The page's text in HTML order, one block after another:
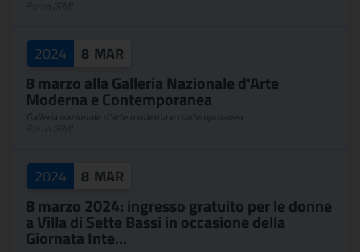
2024 8 MAR
8 marzo alla Galleria Nazionale d'Arte
Moderna e Contemporanea
2024 8 MAR
8 marzo 2024: ingresso gratuito per le donne
a Villa di Sette Bassi in occasione della
Giornata Inte...